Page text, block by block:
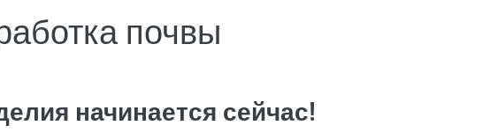
почвы
начинается сейчас!